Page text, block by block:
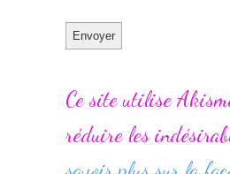
Ce site utilise
réduire les